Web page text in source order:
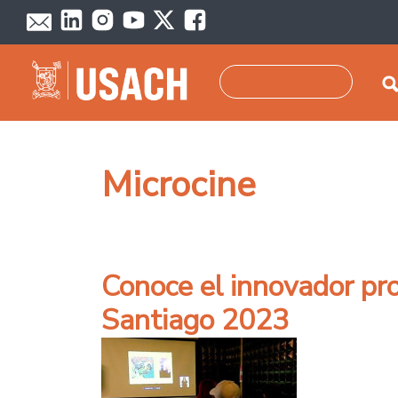
Pasar al contenido principal
Microcine
Conoce el innovador
Santiago 2023